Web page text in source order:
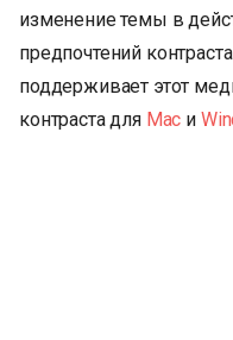
изменение темы в
предпочтений
поддерживает этот
контраста для Mac и